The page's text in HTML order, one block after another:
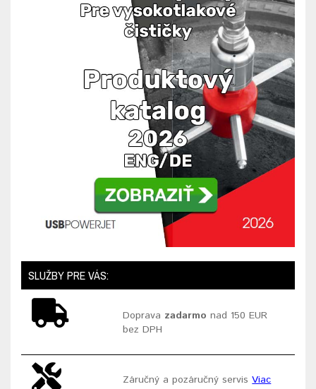
SLUŽBY PRE VÁS:
Doprava zadarmo nad 150 EUR
bez DPH
Záručný a pozáručný servisViac